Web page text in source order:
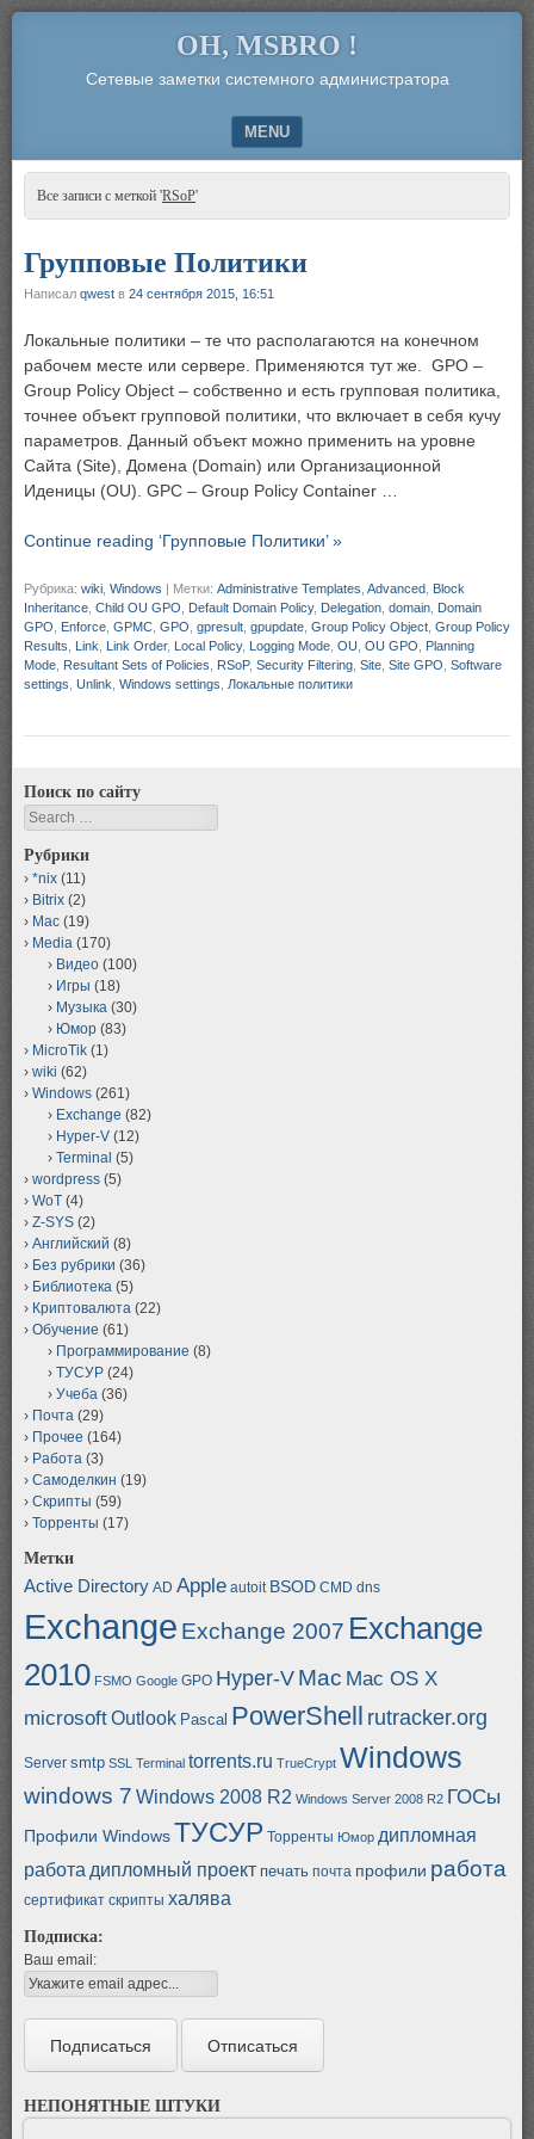
OH, MSBRO !
Сетевые заметки системного администратора
MENU
SKIP TO CONTENT
Все записи с меткой 'RSoP'
Групповые Политики
Написал qwest в 24 сентября 2015, 16:51
Локальные политики – те что располагаются на конечном
рабочем месте или сервере. Применяются тут же. GPO –
Group Policy Object – собственно и есть групповая политика,
точнее объект групповой политики, что включает в себя кучу
параметров. Данный объект можно применить на уровне
Сайта (Site), Домена (Domain) или Организационной
Иденицы (OU). GPC – Group Policy Container …
Continue reading ‘Групповые Политики’ »
Рубрика: wiki Windows | Метки: Administrative Templates Advanced Block
Inheritance Child OU GPO Default Domain Policy, Delegation domain Domain
GPO
Enforce GPMC GPO gpresult gpupdate Group Policy Object Group Policy
Results
Link Link Order, Local Policy, Logging Mode OU OU GPO
Planning
Mode Resultant Sets of Policies RSoP, Security Filtering Site Site GPO Software
settings Unlink Windows settings Локальные политики
Поиск по сайту
Search
Рубрики
*nix (11)
Bitrix (2)
Mac (19)
Media (170)
Видео (100)
Игры (18)
Музыка (30)
Юмор (83)
MicroTik (1)
wiki (62)
Windows (261)
Exchange (82)
Hyper-V (12)
Terminal (5)
wordpress (5)
WoT (4)
Z-SYS (2)
Английский (8)
Без рубрики (36)
Библиотека (5)
Криптовалюта (22)
Обучение (61)
Программирование (8)
ТУСУР (24)
Учеба (36)
Почта (29)
Прочее (164)
Работа (3)
Самоделкин (19)
Скрипты (59)
Торренты (17)
Метки
Active Directory AD Apple autoit BSOD CMD dns
Exchange Exchange 2007 Exchange
2010 FSMO Google GPO Hyper-V Mac Mac OS X
microsoftOutlook Pascal PowerShell rutracker.org
Server smtp SSL Terminal torrents.ru TrueCrypt Windows
windows 7 Windows 2008 R2 Windows Server 2008 R2 ГОСы
Профили WindowsТУСУР Торренты Юмор дипломная
работа дипломный проект печать почта профили работа
сертификат скрипты халява
Подписка:
Ваш email:
НЕПОНЯТНЫЕ ШТУКИ